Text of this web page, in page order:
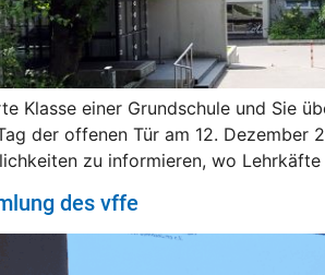
Klasse einer Grundschule und Sie
der offenen Tür am 12.
zu informieren, wo
des vffe